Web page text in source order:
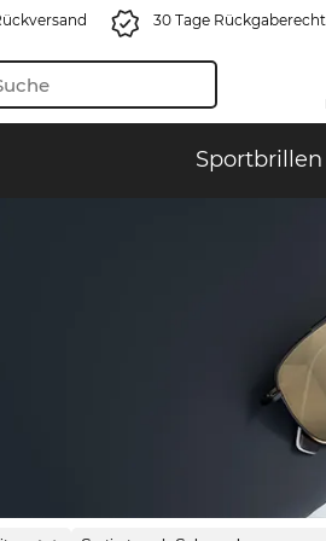
30 Tage Rückgaberecht
Sportbrillen